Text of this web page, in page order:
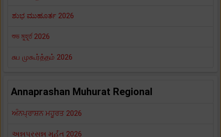
ಶುಭ ಮುಹೂರ್ತ 2026
শুভ মুহূর্ত 2026
சுப முகூர்த்தம் 2026
Annaprashan Muhurat Regional
ਅੰਨਪ੍ਰਾਸ਼ਨ ਮਹੂਰਤ 2026
અન્નપ્રસન્ન મુર્હત 2026